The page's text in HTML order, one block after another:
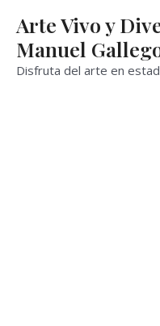
contenido
Arte Vivo y
Manuel
Disfruta del arte en